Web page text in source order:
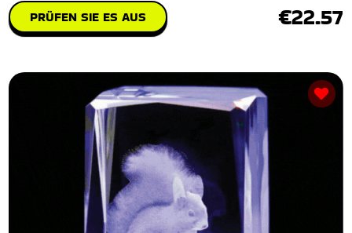
PRÜFEN SIE ES AUS €22.57